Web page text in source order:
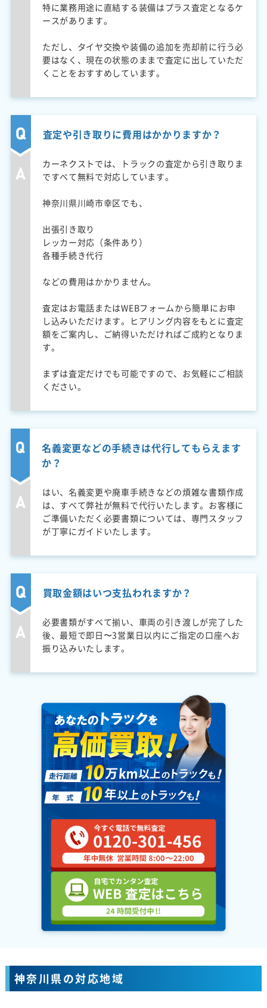
特に業務用途に直結する装備はプラス査定となるケ
ースがあります。
ただし、タイヤ交換や装備の追加を売却前に行う必
要はなく、現在の状態のままで査定に出していただ
くことをおすすめしています。
査定や引き取りに費用はかかりますか？
カーネクストでは、トラックの査定から引き取りま
ですべて無料で対応しています。
神奈川県川崎市幸区でも、
出張引き取り
レッカー対応（条件あり）
各種手続き代行
などの費用はかかりません。
査定はお電話またはWEBフォームから簡単にお申
し込みいただけます。ヒアリング内容をもとに査定
額をご案内し、ご納得いただければご成約となりま
す。
まずは査定だけでも可能ですので、お気軽にご相談
ください。
名義変更などの手続きは代行してもらえます
か？
はい、名義変更や廃車手続きなどの煩雑な書類作成
は、すべて弊社が無料で代行いたします。お客様に
ご準備いただく必要書類については、専門スタッフ
が丁寧にガイドいたします。
買取金額はいつ支払われますか？
必要書類がすべて揃い、車両の引き渡しが完了した
後、最短で即日〜3営業日以内にご指定の口座へお
振り込みいたします。
神奈川県の対応地域